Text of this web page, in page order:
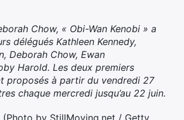
Chow, « Obi-Wan Kenobi » a
délégués Kathleen Kennedy,
Deborah Chow, Ewan
Harold. Les deux premiers
proposés à partir du vendredi 27
chaque mercredi jusqu’au 22 juin.
by StillMoving.net / Getty